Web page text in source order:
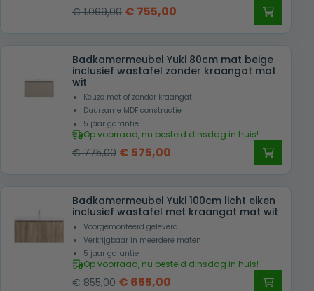
€1.069,00 Oorspronkelijke
was:
€ 1.069,00.
€ 755,00
is:
€ 755,00.
Badkamermeubel Yuki 80cm mat beige
inclusief wastafel zonder kraangat mat
wit
Keuze met of zonder kraangat
Duurzame MDF constructie
5 jaar garantie
Op voorraad, nu besteld dinsdag in huis!
€775,00 Oorspronkelijke
was:
€ 775,00.
€ 575,00
is:
€ 575,00.
Badkamermeubel Yuki 100cm licht eiken
inclusief wastafel met kraangat mat wit
Voorgemonteerd geleverd
Verkrijgbaar in meerdere maten
5 jaar garantie
Op voorraad, nu besteld dinsdag in huis!
€855,00 Oorspronkelijke
€ 655,00